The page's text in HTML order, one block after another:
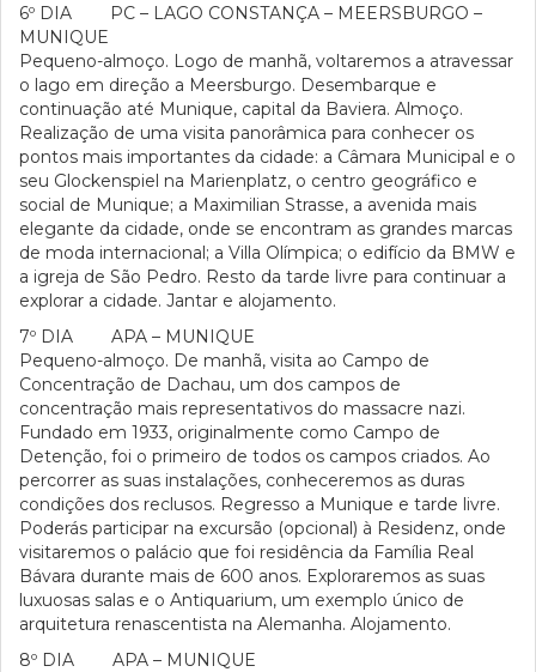
6º DIA PC – LAGO CONSTANÇA – MEERSBURGO –
MUNIQUE
Pequeno-almoço. Logo de manhã, voltaremos a atravessar
o lago em direção a Meersburgo. Desembarque e
continuação até Munique, capital da Baviera. Almoço.
Realização de uma visita panorâmica para conhecer os
pontos mais importantes da cidade: a Câmara Municipal e o
seu Glockenspiel na Marienplatz, o centro geográfico e
social de Munique; a Maximilian Strasse, a avenida mais
elegante da cidade, onde se encontram as grandes marcas
de moda internacional; a Villa Olímpica; o edifício da BMW e
a igreja de São Pedro. Resto da tarde livre para continuar a
explorar a cidade. Jantar e alojamento.
7º DIA APA – MUNIQUE
Pequeno-almoço. De manhã, visita ao Campo de
Concentração de Dachau, um dos campos de
concentração mais representativos do massacre nazi.
Fundado em 1933, originalmente como Campo de
Detenção, foi o primeiro de todos os campos criados. Ao
percorrer as suas instalações, conheceremos as duras
condições dos reclusos. Regresso a Munique e tarde livre.
Poderás participar na excursão (opcional) à Residenz, onde
visitaremos o palácio que foi residência da Família Real
Bávara durante mais de 600 anos. Exploraremos as suas
luxuosas salas e o Antiquarium, um exemplo único de
arquitetura renascentista na Alemanha. Alojamento.
8º DIA APA – MUNIQUE